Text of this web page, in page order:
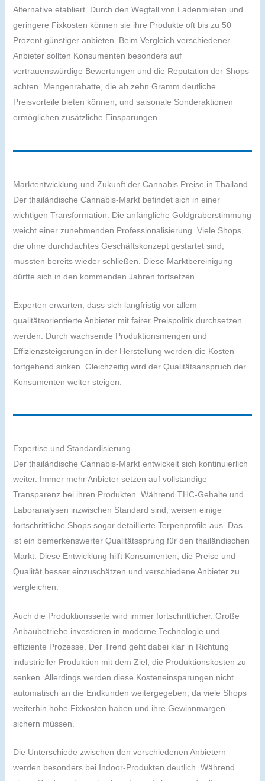
Alternative etabliert. Durch den Wegfall von Ladenmieten und
geringere Fixkosten können sie ihre Produkte oft bis zu 50
Prozent günstiger anbieten. Beim Vergleich verschiedener
Anbieter sollten Konsumenten besonders auf
vertrauenswürdige Bewertungen und die Reputation der Shops
achten. Mengenrabatte, die ab zehn Gramm deutliche
Preisvorteile bieten können, und saisonale Sonderaktionen
ermöglichen zusätzliche Einsparungen.
Marktentwicklung und Zukunft der Cannabis Preise in Thailand
Der thailändische Cannabis-Markt befindet sich in einer
wichtigen Transformation. Die anfängliche Goldgräberstimmung
weicht einer zunehmenden Professionalisierung. Viele Shops,
die ohne durchdachtes Geschäftskonzept gestartet sind,
mussten bereits wieder schließen. Diese Marktbereinigung
dürfte sich in den kommenden Jahren fortsetzen.
Experten erwarten, dass sich langfristig vor allem
qualitätsorientierte Anbieter mit fairer Preispolitik durchsetzen
werden. Durch wachsende Produktionsmengen und
Effizienzsteigerungen in der Herstellung werden die Kosten
fortgehend sinken. Gleichzeitig wird der Qualitätsanspruch der
Konsumenten weiter steigen.
Expertise und Standardisierung
Der thailändische Cannabis-Markt entwickelt sich kontinuierlich
weiter. Immer mehr Anbieter setzen auf vollständige
Transparenz bei ihren Produkten. Während THC-Gehalte und
Laboranalysen inzwischen Standard sind, weisen einige
fortschrittliche Shops sogar detaillierte Terpenprofile aus. Das
ist ein bemerkenswerter Qualitätssprung für den thailändischen
Markt. Diese Entwicklung hilft Konsumenten, die Preise und
Qualität besser einzuschätzen und verschiedene Anbieter zu
vergleichen.
Auch die Produktionsseite wird immer fortschrittlicher. Große
Anbaubetriebe investieren in moderne Technologie und
effiziente Prozesse. Der Trend geht dabei klar in Richtung
industrieller Produktion mit dem Ziel, die Produktionskosten zu
senken. Allerdings werden diese Kosteneinsparungen nicht
automatisch an die Endkunden weitergegeben, da viele Shops
weiterhin hohe Fixkosten haben und ihre Gewinnmargen
sichern müssen.
Die Unterschiede zwischen den verschiedenen Anbietern
werden besonders bei Indoor-Produkten deutlich. Während